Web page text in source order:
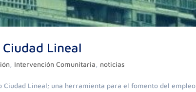
Lineal
Intervención Comunitaria noticias
Lineal; una herramienta para el fomento del empleo